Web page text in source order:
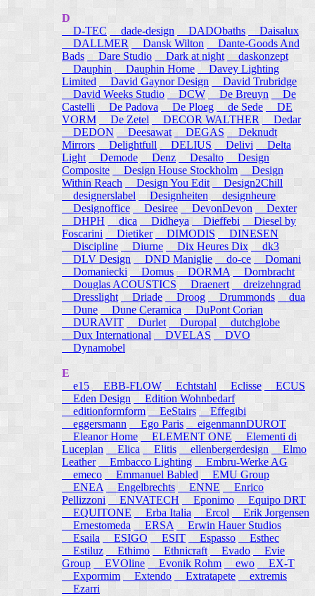
D
D-TEC
dade-design DADObaths
Daisalux
DALLMER
Dansk Wilton
Dante-Goods And
Bads
Dare Studio Dark at night
daskonzept
Dauphin
Dauphin Home
Davey Lighting
Limited
David Gaynor Design
David Trubridge
David Weeks Studio
DCW De Breuyn
De
Castelli
De Padova De Ploeg de Sede
DE
VORM
De Zetel DECOR WALTHER
Dedar
DEDON
Deesawat DEGAS
Deknudt
Mirrors
Delightfull DELIUS Delivi
Delta
Light
Demode Denz Desalto
Design
Composite
Design House Stockholm
Design
Within Reach
Design You Edit
Design2Chill
designerslabel
Designheiten
designheure
Designoffice
Desiree DevonDevon
Dexter
DHPH
dica Didheya Dieffebi
Diesel by
Foscarini
Dietiker DIMODIS
DINESEN
Discipline
Diurne Dix Heures Dix
dk3
DLV Design
DND Maniglie do-ce
Domani
Domaniecki
Domus DORMA
Dornbracht
Douglas ACOUSTICS
Draenert
dreizehngrad
Dresslight Driade Droog Drummonds
dua
Dune
Dune Ceramica
DuPont Corian
DURAVIT
Durlet Duropal
dutchglobe
Dux International
DVELAS
DVO
Dynamobel
E
e15 EBB-FLOW Echtstahl Eclisse
ECUS
Eden Design
Edition Wohnbedarf
editionformform
EeStairs
Effegibi
eggersmann
Ego Paris
eigenmannDUROT
Eleanor Home
ELEMENT ONE
Elementi di
Luceplan
Elica Elitis ellenbergerdesign
Elmo
Leather
Embacco Lighting
Embru-Werke AG
emeco
Emmanuel Babled
EMU Group
ENEA
Engelbrechts ENNE
Enrico
Pellizzoni ENVATECH Eponimo
Equipo DRT
EQUITONE
Erba Italia Ercol
Erik Jorgensen
Ernestomeda
ERSA
Erwin Hauer Studios
Esaila
ESIGO ESIT Espasso
Esthec
Estiluz
Ethimo Ethnicraft Evado
Evie
Group
EVOline Evonik Rohm ewo
EX-T
Expormim
Extendo Extratapete
extremis
Ezarri